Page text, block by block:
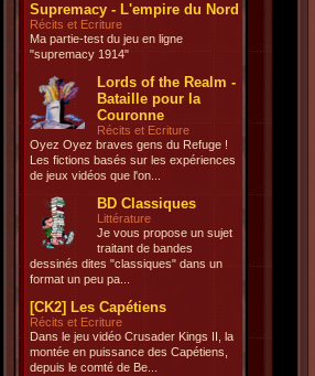
Supremacy - L'empire du Nord
Récits et Ecriture
Ma partie-test du jeu en ligne
"supremacy 1914"
Lords of the Realm -
Bataille pour la
Couronne
Récits et Ecriture
Oyez Oyez braves gens du Refuge !
Les fictions basés sur les expériences
de jeux vidéos que l'on...
BD Classiques
Littérature
Je vous propose un sujet
traitant de bandes
dessinés dites "classiques" dans un
format un peu pa...
[CK2] Les Capétiens
Récits et Ecriture
Dans le jeu vidéo Crusader Kings II, la
montée en puissance des Capétiens,
depuis le comté de Be...